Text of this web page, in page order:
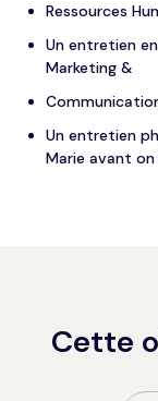
Ressources
Un entretien
Marketing &
Un entretien
Marie avant
Cette